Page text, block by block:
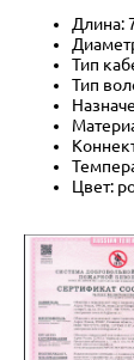
Длина:
Тип
Тип
Цвет: